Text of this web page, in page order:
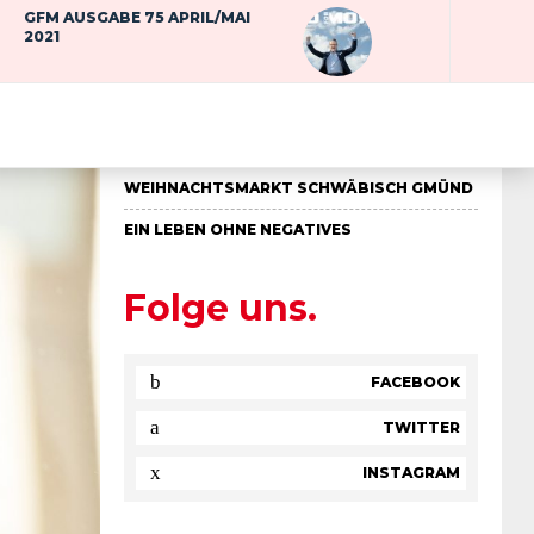
GFM AUSGABE 75 APRIL/MAI
2021
DIE UNRUHE – IN MEINER UHR UND IN
MIR
ASTROLOGISCHE VORSCHAU OKTOBER
WEIHNACHTSMARKT SCHWÄBISCH GMÜND
EIN LEBEN OHNE NEGATIVES
Folge uns.
FACEBOOK
TWITTER
INSTAGRAM